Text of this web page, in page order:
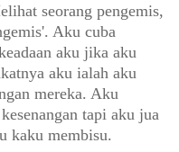
seorang pengemis,
Aku cuba
aku jika aku
aku ialah aku
mereka. Aku
tapi aku jua
kaku membisu.